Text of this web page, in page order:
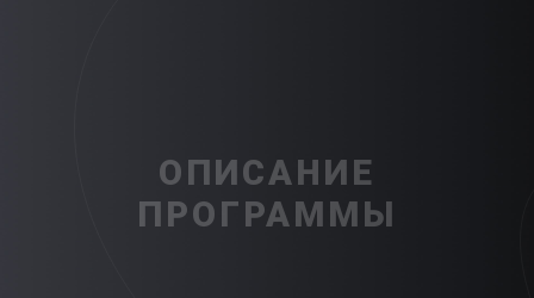
ОПИСАНИЕ
ПРОГРАММЫ